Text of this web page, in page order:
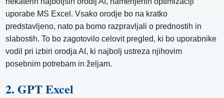
uporabe MS Excel. Vsako orodje bo na kratko
predstavljeno, nato pa bomo razpravljali o prednostih in
slabostih. To bo zagotovilo celovit pregled, ki bo uporabnike
vodil pri izbiri orodja AI, ki najbolj ustreza njihovim
posebnim potrebam in željam.
2. GPT Excel